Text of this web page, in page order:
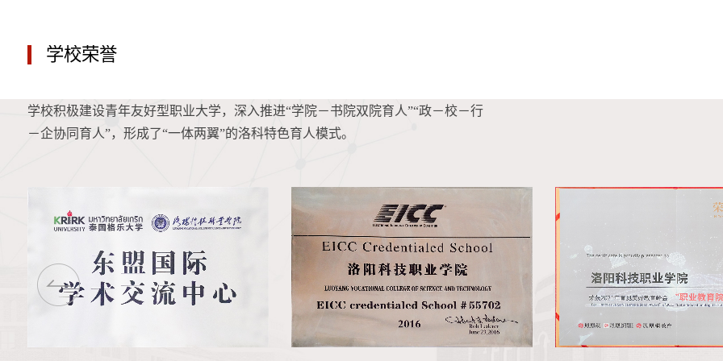
学校荣誉
学校积极建设青年友好型职业大学，深入推进“学院－书院双院育人”“政－校－行
－企协同育人”，形成了“一体两翼”的洛科特色育人模式。